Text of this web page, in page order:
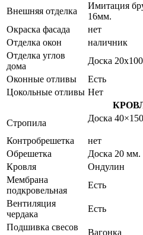
Внешняя отделка
Имитация
16мм.
Окраска фасада
нет
Отделка окон
наличник
Отделка углов
дома
Доска 20х100
Оконные отливы
Есть
Цокольные отливы Нет
Стропила
Доска
Контробрешетка
нет
Обрешетка
Доска 20 мм.
Кровля
Ондулин
Мембрана
подкровельная
Есть
Вентиляция
чердака
Есть
Подшивка свесов
Вагонка